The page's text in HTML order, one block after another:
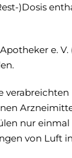
)Dosis
e. V.
nur
von Luft